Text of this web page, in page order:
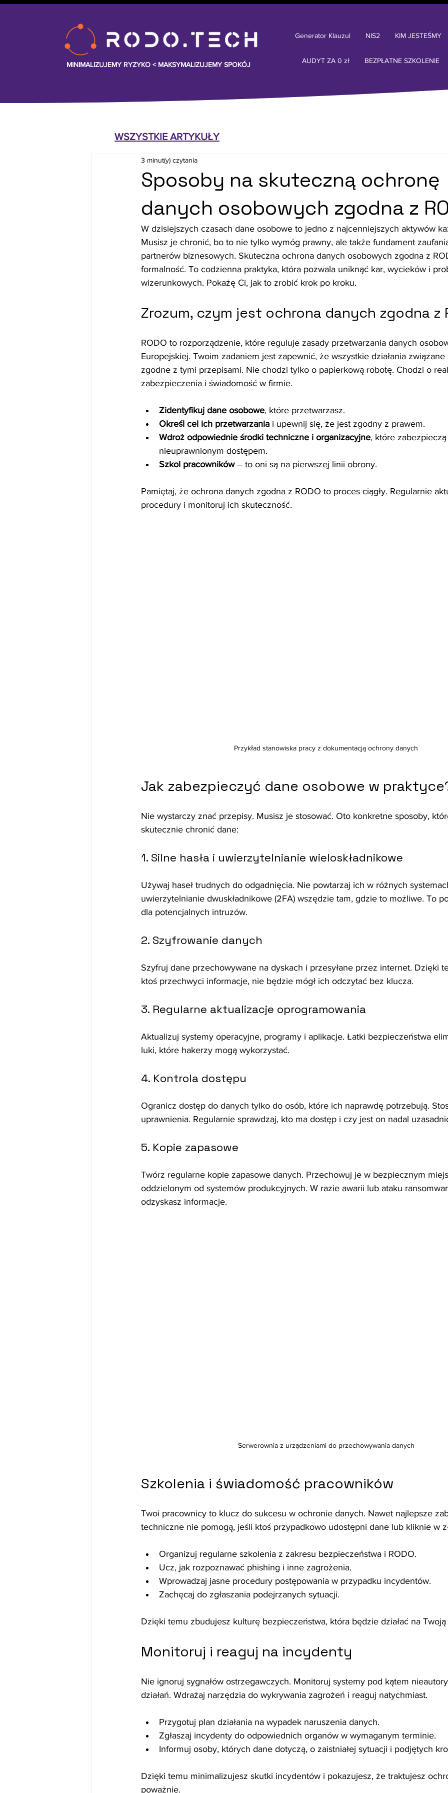
MINIMALIZUJEMY RYZYKO < MAKSYMALIZUJEMY SPOKÓJ
Generator Klauzul NIS2 KIM JESTEŚMY
AUDYT ZA 0 zł BEZPŁATNE SZKOLENIE
WSZYSTKIE ARTYKUŁY
Sposoby na skuteczną ochronę
danych osobowych zgodna z
3 minut(y) czytania
W dzisiejszych czasach dane osobowe to jedno z najcenniejszych aktywów
Musisz je chronić, bo to nie tylko wymóg prawny, ale także fundament
partnerów biznesowych. Skuteczna ochrona danych osobowych zgodna z
formalność. To codzienna praktyka, która pozwala uniknąć kar, wycieków i
wizerunkowych. Pokażę Ci, jak to zrobić krok po kroku.
Zrozum, czym jest ochrona danych zgodna z
RODO to rozporządzenie, które reguluje zasady przetwarzania danych
Europejskiej. Twoim zadaniem jest zapewnić, że wszystkie działania
zgodne z tymi przepisami. Nie chodzi tylko o papierkową robotę. Chodzi o
zabezpieczenia i świadomość w firmie.
Zidentyfikuj dane osobowe, które przetwarzasz.
Określ cel ich przetwarzania i upewnij się, że jest zgodny z prawem.
Wdroż odpowiednie środki techniczne i organizacyjne, które
nieuprawnionym dostępem.
Szkol pracowników – to oni są na pierwszej linii obrony.
Pamiętaj, że ochrona danych zgodna z RODO to proces ciągły. Regularnie
procedury i monitoruj ich skuteczność.
Przykład stanowiska pracy z dokumentacją ochrony danych
Jak zabezpieczyć dane osobowe w
Nie wystarczy znać przepisy. Musisz je stosować. Oto konkretne sposoby,
skutecznie chronić dane:
1. Silne hasła i uwierzytelnianie wieloskładnikowe
Używaj haseł trudnych do odgadnięcia. Nie powtarzaj ich w różnych
uwierzytelnianie dwuskładnikowe (2FA) wszędzie tam, gdzie to możliwe. To
dla potencjalnych intruzów.
2. Szyfrowanie danych
Szyfruj dane przechowywane na dyskach i przesyłane przez internet. Dzięki
ktoś przechwyci informacje, nie będzie mógł ich odczytać bez klucza.
3. Regularne aktualizacje oprogramowania
Aktualizuj systemy operacyjne, programy i aplikacje. Łatki bezpieczeństwa
luki, które hakerzy mogą wykorzystać.
4. Kontrola dostępu
Ogranicz dostęp do danych tylko do osób, które ich naprawdę potrzebują.
uprawnienia. Regularnie sprawdzaj, kto ma dostęp i czy jest on nadal
5. Kopie zapasowe
Twórz regularne kopie zapasowe danych. Przechowuj je w bezpiecznym
oddzielonym od systemów produkcyjnych. W razie awarii lub ataku
odzyskasz informacje.
Serwerownia z urządzeniami do przechowywania danych
Szkolenia i świadomość pracowników
Twoi pracownicy to klucz do sukcesu w ochronie danych. Nawet najlepsze
techniczne nie pomogą, jeśli ktoś przypadkowo udostępni dane lub kliknie w
Organizuj regularne szkolenia z zakresu bezpieczeństwa i RODO.
Ucz, jak rozpoznawać phishing i inne zagrożenia.
Wprowadzaj jasne procedury postępowania w przypadku incydentów.
Zachęcaj do zgłaszania podejrzanych sytuacji.
Dzięki temu zbudujesz kulturę bezpieczeństwa, która będzie działać na Twoją
Monitoruj i reaguj na incydenty
Nie ignoruj sygnałów ostrzegawczych. Monitoruj systemy pod kątem
działań. Wdrażaj narzędzia do wykrywania zagrożeń i reaguj natychmiast.
Przygotuj plan działania na wypadek naruszenia danych.
Zgłaszaj incydenty do odpowiednich organów w wymaganym terminie.
Informuj osoby, których dane dotyczą, o zaistniałej sytuacji i podjętych
Dzięki temu minimalizujesz skutki incydentów i pokazujesz, że traktujesz
poważnie.